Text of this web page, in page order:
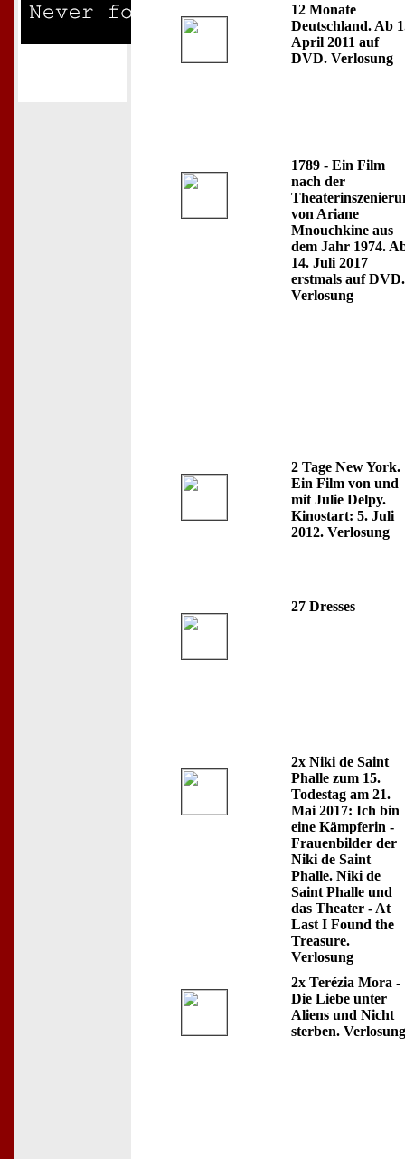
12 Monate
Deutschland. Ab
April 2011 auf
DVD. Verlosung
1789 - Ein Film
nach der
von Ariane
Mnouchkine aus
dem Jahr 1974.
14. Juli 2017
erstmals auf DVD.
Verlosung
2 Tage New York.
Ein Film von und
mit Julie Delpy.
Kinostart: 5. Juli
2012. Verlosung
27 Dresses
2x Niki de Saint
Phalle zum 15.
Todestag am 21.
Mai 2017: Ich bin
eine Kämpferin -
Frauenbilder der
Niki de Saint
Phalle. Niki de
Saint Phalle und
das Theater - At
Last I Found the
Treasure.
Verlosung
2x Terézia Mora -
Die Liebe unter
Aliens und Nicht
sterben. Verlosung